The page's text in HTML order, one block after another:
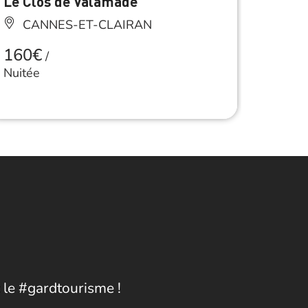
CANNES-ET-CLAIRAN
160€/
Nuitée
#gardtourisme !